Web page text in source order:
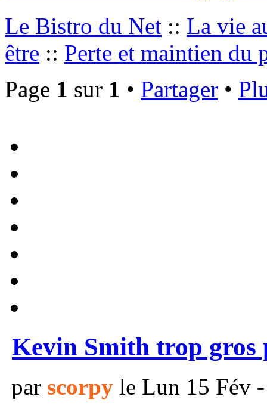
Le Bistro du Net :: La vie
être :: Perte et maintien du
Page 1 sur 1 • Partager •
Kevin Smith trop
par scorpy le Lun 15 Fév